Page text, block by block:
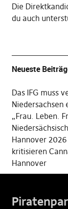
Die
du auch
Neueste
Das IFG muss
„Frau. Leben.
Hannover
kritisieren
Hannover